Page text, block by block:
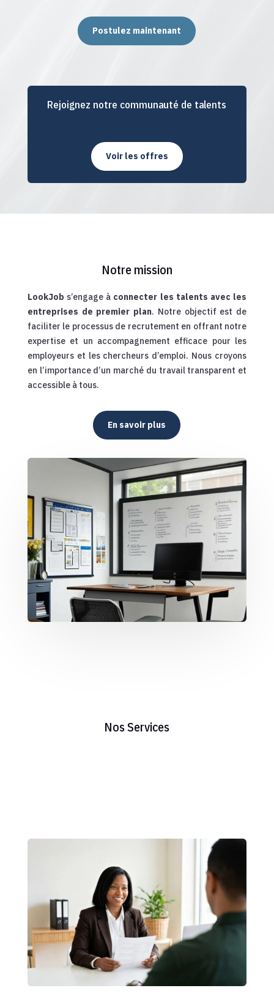
Postulez maintenant
Rejoignez notre communauté de talents
Voir les offres
Notre mission
LookJob s’engage à connecter les talents avec les
entreprises de premier plan. Notre objectif est de
faciliter le processus de recrutement en offrant notre
expertise et un accompagnement efficace pour les
employeurs et les chercheurs d’emploi. Nous croyons
en l’importance d’un marché du travail transparent et
accessible à tous.
En savoir plus
Nos Services